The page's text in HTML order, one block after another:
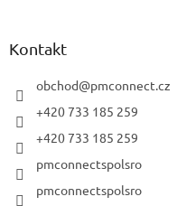
Kontakt
obchod@pmconnect.cz
+420 733 185 259
+420 733 185 259
pmconnectspolsro
pmconnectspolsro